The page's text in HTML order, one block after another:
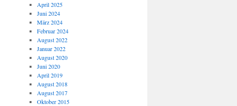
April 2025
Juni 2024
März 2024
Februar 2024
August 2022
Januar 2022
August 2020
Juni 2020
April 2019
August 2018
August 2017
Oktober 2015